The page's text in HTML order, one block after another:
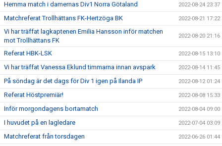
Hemma match i damernas Div1 Norra Götaland 2022-08-24 23:37
Matchreferat Trollhättans FK-Hertzöga BK 2022-08-21 17:22
Vi har träffat lagkaptenen Emilia Hansson inför matchen
mot Trollhättans FK
2022-08-20 21:16
Referat HBK-LSK 2022-08-15 13:10
Vi har träffat Vanessa Eklund timmarna innan avspark 2022-08-14 11:45
På söndag är det dags för Div 1 igen på Ilanda IP 2022-08-12 01:24
Referat Höstpremiär! 2022-08-08 15:33
Inför morgondagens bortamatch 2022-08-04 09:00
I huvudet på en lagledare 2022-07-04 03:09
Matchreferat från torsdagen 2022-06-26 01:44